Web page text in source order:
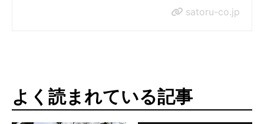
satoru-co.jp
よく読まれている記事